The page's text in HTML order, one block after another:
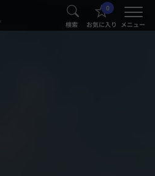
® 検索
0
お気に入り メニュー
®